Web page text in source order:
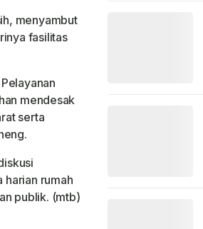
menyambut
fasilitas
mendesak
serta
harian rumah
publik. (mtb)